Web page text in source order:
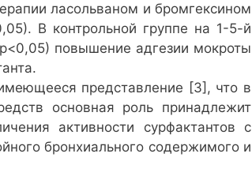
ласольваном и бромгексином
В контрольной группе на 1-5-й
повышение адгезии мокроты
представление [3], что в
основная роль принадлежит
активности сурфактантов с
бронхиального содержимого и